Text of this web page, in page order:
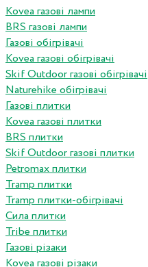
Kovea газові лампи
BRS газові лампи
Газові обігрівачі
Kovea газові обігрівачі
Skif Outdoor газові обігрівачі
Naturehike обігрівачі
Газові плитки
Kovea газові плитки
BRS плитки
Skif Outdoor газові плитки
Petromax плитки
Tramp плитки
Tramp плитки-обігрівачі
Сила плитки
Tribe плитки
Газові різаки
Kovea газові різаки